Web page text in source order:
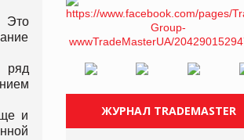
Это
ряд
и
ЖУРНАЛ TRADEMASTER